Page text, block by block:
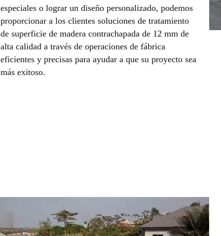
especiales o lograr un diseño personalizado, podemos
proporcionar a los clientes soluciones de tratamiento
de superficie de madera contrachapada de 12 mm de
alta calidad a través de operaciones de fábrica
eficientes y precisas para ayudar a que su proyecto sea
más exitoso.